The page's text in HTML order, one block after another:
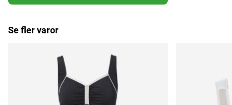
Se fler varor